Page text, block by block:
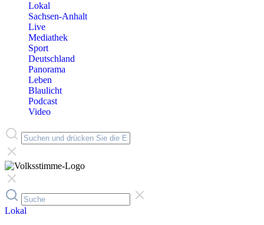
Lokal
Sachsen-Anhalt
Live
Mediathek
Sport
Deutschland
Panorama
Leben
Blaulicht
Podcast
Video
Lokal